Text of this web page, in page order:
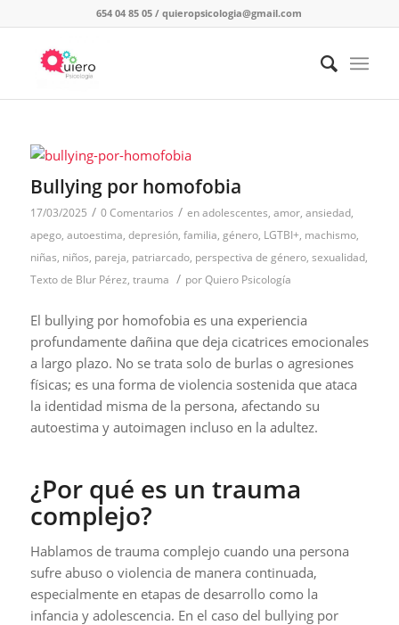
654 04 85 05 /quieropsicologia@gmail.com
Bullying por homofobia
17/03/2025 / 0 Comentarios / enadolescentes, amor, ansiedad,
apego, autoestima, depresión, familia, género, LGTBI+, machismo,
niñas, niños, pareja, patriarcado, perspectiva de género, sexualidad,
Texto de Blur Pérez, trauma / porQuiero Psicología
El bullying por homofobia es una experiencia
profundamente dañina que deja cicatrices emocionales
a largo plazo. No se trata solo de burlas o agresiones
físicas; es una forma de violencia sostenida que ataca
la identidad misma de la persona, afectando su
autoestima y autoimagen incluso en la adultez.
¿Por qué es un trauma
complejo?
Hablamos de trauma complejo cuando una persona
sufre abuso o violencia de manera continuada,
especialmente en etapas de desarrollo como la
infancia y adolescencia. En el caso del bullying por